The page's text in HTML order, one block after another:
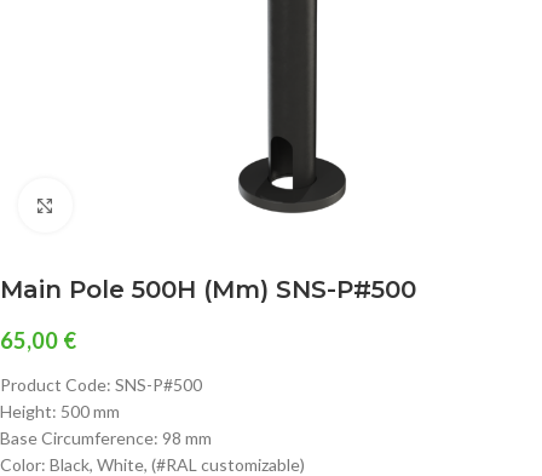
Main Pole 500H (mm) SNS-P#500
65,00 €
Product Code: SNS-P#500
Height: 500 mm
Base Circumference: 98 mm
Color: Black, White, (#RAL customizable)